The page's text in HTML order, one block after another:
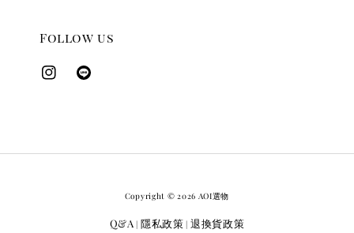
Follow us
Copyright © 2026 AOI選物
Q&A | 隱私政策 | 退換貨政策